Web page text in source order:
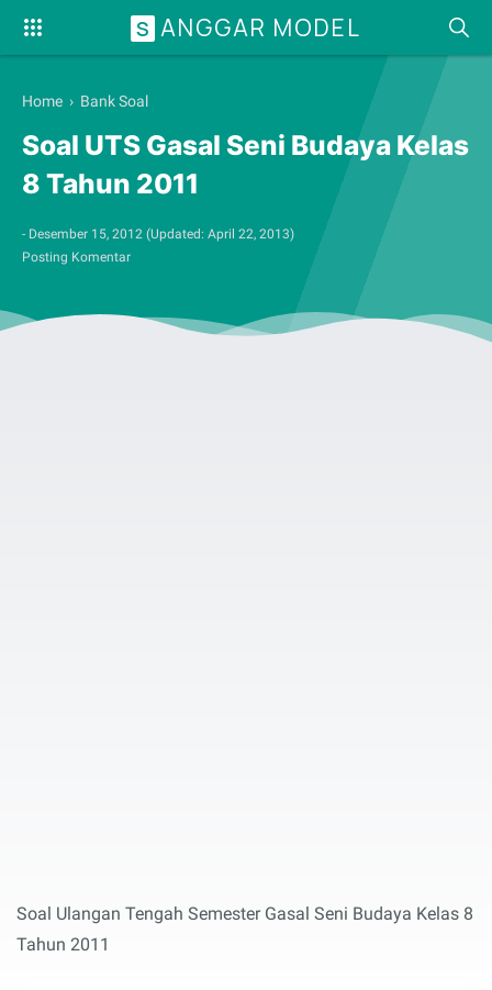
S ANGGAR MODEL
Home › Bank Soal
Soal UTS Gasal Seni Budaya Kelas
8 Tahun 2011
- Desember 15, 2012 (Updated: April 22, 2013)
Posting Komentar
Soal Ulangan Tengah Semester Gasal Seni Budaya Kelas 8
Tahun 2011